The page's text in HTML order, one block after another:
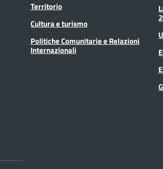
Territorio
Cultura e turismo
Politiche Comunitarie e Relazioni
Internazionali